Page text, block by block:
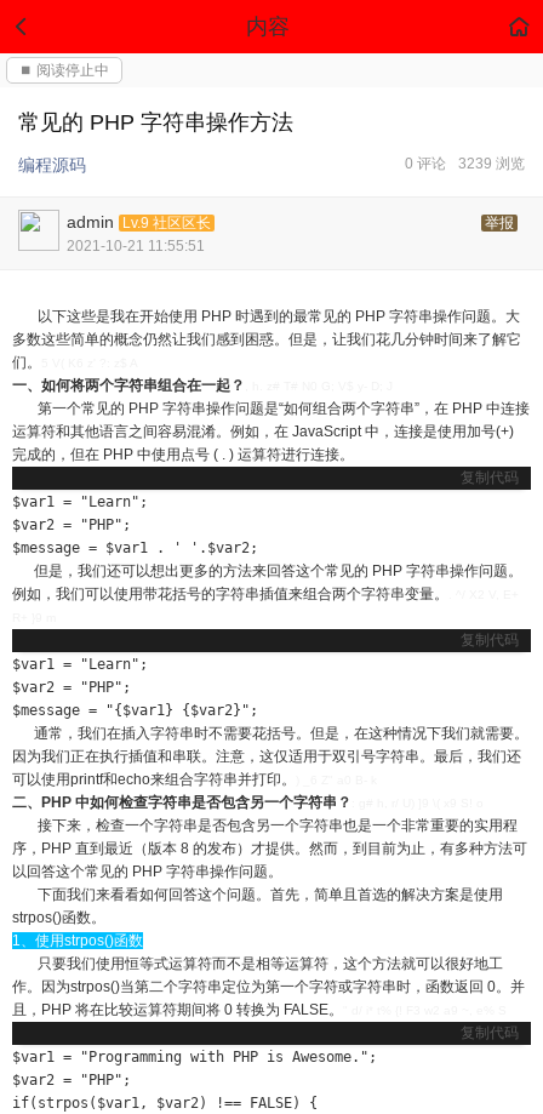
内容
⏹ 阅读停止中
常见的 PHP 字符串操作方法
编程源码 3239 浏览
0 评论
admin Lv.9 社区区长
举报
2021-10-21 11:55:51
以下这些是我在开始使用 PHP 时遇到的最常见的 PHP 字符串操作问题。大
多数这些简单的概念仍然让我们感到困惑。但是，让我们花几分钟时间来了解它
们。
一、如何将两个字符串组合在一起？
第一个常见的 PHP 字符串操作问题是“如何组合两个字符串”，在 PHP 中连接
运算符和其他语言之间容易混淆。例如，在 JavaScript 中，连接是使用加号(+)
完成的，但在 PHP 中使用点号 ( . ) 运算符进行连接。
复制代码
$var1 = "Learn";
$var2 = "PHP";
$message = $var1 . ' '.$var2;
但是，我们还可以想出更多的方法来回答这个常见的 PHP 字符串操作问题。
例如，我们可以使用带花括号的字符串插值来组合两个字符串变量。
复制代码
$var1 = "Learn";
$var2 = "PHP";
$message = "{$var1} {$var2}";
通常，我们在插入字符串时不需要花括号。但是，在这种情况下我们就需要。
因为我们正在执行插值和串联。注意，这仅适用于双引号字符串。最后，我们还
可以使用printf和echo来组合字符串并打印。
二、PHP 中如何检查字符串是否包含另一个字符串？
接下来，检查一个字符串是否包含另一个字符串也是一个非常重要的实用程
序，PHP 直到最近（版本 8 的发布）才提供。然而，到目前为止，有多种方法可
以回答这个常见的 PHP 字符串操作问题。
下面我们来看看如何回答这个问题。首先，简单且首选的解决方案是使用
strpos()函数。
1、使用strpos()函数
只要我们使用恒等式运算符而不是相等运算符，这个方法就可以很好地工
作。因为strpos()当第二个字符串定位为第一个字符或字符串时，函数返回 0。并
且，PHP 将在比较运算符期间将 0 转换为 FALSE。
复制代码
$var1 = "Programming with PHP is Awesome.";
$var2 = "PHP";
if(strpos($var1, $var2) !== FALSE) {